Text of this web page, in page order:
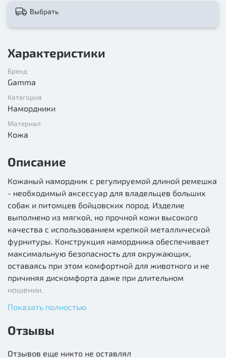
Выбрать
Характеристики
Бренд
Gamma
Категория
Намордники
Материал
Кожа
Описание
Кожаный намордник с регулируемой длиной ремешка
- необходимый аксессуар для владельцев больших
собак и питомцев бойцовских пород. Изделие
выполнено из мягкой, но прочной кожи высокого
качества с использованием крепкой металлической
фурнитуры. Конструкция намордника обеспечивает
максимальную безопасность для окружающих,
оставаясь при этом комфортной для животного и не
причиняя дискомфорта даже при длительном
ношении.
Размеры изделия: 180*80*135мм.
Варианты расцветок: бежевый, коньяк, коричневый,
Показать полностью
Отзывы
Отзывов еще никто не оставлял